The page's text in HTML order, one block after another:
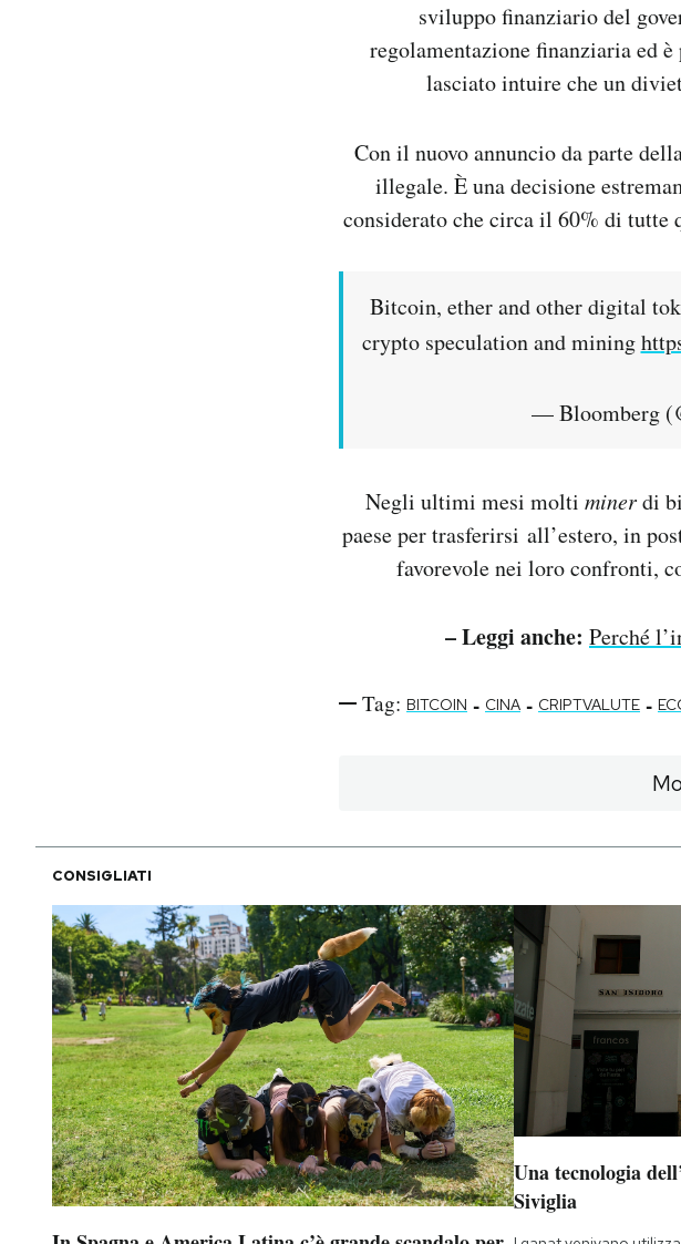
sviluppo finanziario del
regolamentazione finanziaria ed
lasciato intuire che un
Con il nuovo annuncio da parte
illegale. È una decisione
considerato che circa il 60% di
Bitcoin, ether and other digital
crypto speculation and mining
— Bloomberg
Negli ultimi mesi molti minerdi
paese per trasferirsi all’estero, in
favorevole nei loro confronti,
– Leggi anche: Perché
Tag: BITCOIN - CINA - CRIPTVALUTE -
CONSIGLIATI
Una tecnologia
Siviglia